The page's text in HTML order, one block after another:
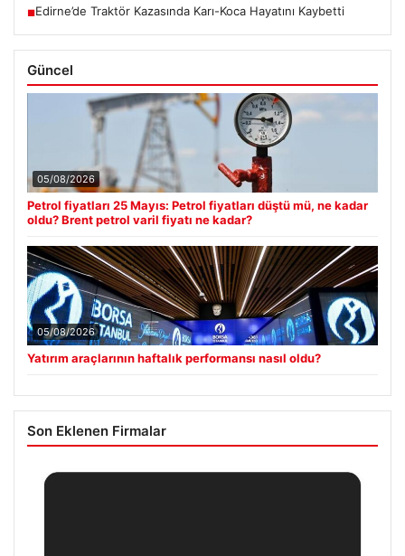
■Edirne’de Traktör Kazasında Karı-Koca Hayatını Kaybetti
Güncel
05/08/2026
Petrol fiyatları 25 Mayıs: Petrol fiyatları düştü mü, ne kadar
oldu? Brent petrol varil fiyatı ne kadar?
05/08/2026
Yatırım araçlarının haftalık performansı nasıl oldu?
Son Eklenen Firmalar